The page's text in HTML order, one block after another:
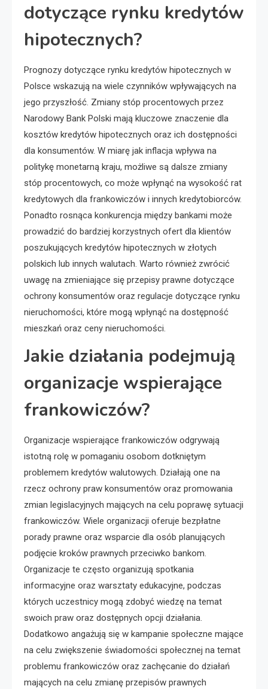
dotyczące rynku kredytów
hipotecznych?
Prognozy dotyczące rynku kredytów hipotecznych w
Polsce wskazują na wiele czynników wpływających na
jego przyszłość. Zmiany stóp procentowych przez
Narodowy Bank Polski mają kluczowe znaczenie dla
kosztów kredytów hipotecznych oraz ich dostępności
dla konsumentów. W miarę jak inflacja wpływa na
politykę monetarną kraju, możliwe są dalsze zmiany
stóp procentowych, co może wpłynąć na wysokość rat
kredytowych dla frankowiczów i innych kredytobiorców.
Ponadto rosnąca konkurencja między bankami może
prowadzić do bardziej korzystnych ofert dla klientów
poszukujących kredytów hipotecznych w złotych
polskich lub innych walutach. Warto również zwrócić
uwagę na zmieniające się przepisy prawne dotyczące
ochrony konsumentów oraz regulacje dotyczące rynku
nieruchomości, które mogą wpłynąć na dostępność
mieszkań oraz ceny nieruchomości.
Jakie działania podejmują
organizacje wspierające
frankowiczów?
Organizacje wspierające frankowiczów odgrywają
istotną rolę w pomaganiu osobom dotkniętym
problemem kredytów walutowych. Działają one na
rzecz ochrony praw konsumentów oraz promowania
zmian legislacyjnych mających na celu poprawę sytuacji
frankowiczów. Wiele organizacji oferuje bezpłatne
porady prawne oraz wsparcie dla osób planujących
podjęcie kroków prawnych przeciwko bankom.
Organizacje te często organizują spotkania
informacyjne oraz warsztaty edukacyjne, podczas
których uczestnicy mogą zdobyć wiedzę na temat
swoich praw oraz dostępnych opcji działania.
Dodatkowo angażują się w kampanie społeczne mające
na celu zwiększenie świadomości społecznej na temat
problemu frankowiczów oraz zachęcanie do działań
mających na celu zmianę przepisów prawnych